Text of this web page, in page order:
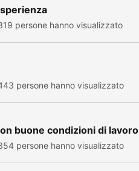
persone hanno visualizzato
persone hanno visualizzato
buone condizioni di lavoro
persone hanno visualizzato